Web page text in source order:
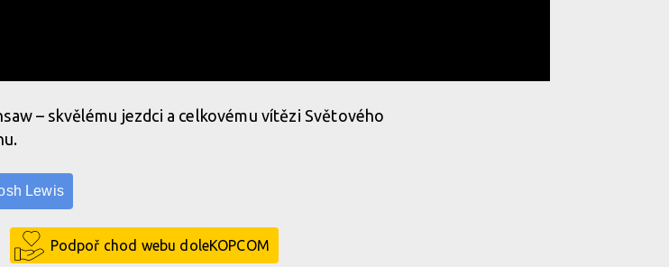
– skvělému jezdci a celkovému vítězi Světového
Lewis
Podpoř chod webu doleKOPCOM